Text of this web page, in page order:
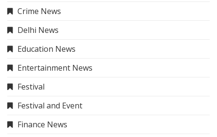
Crime News
Delhi News
Education News
Entertainment News
Festival
Festival and Event
Finance News